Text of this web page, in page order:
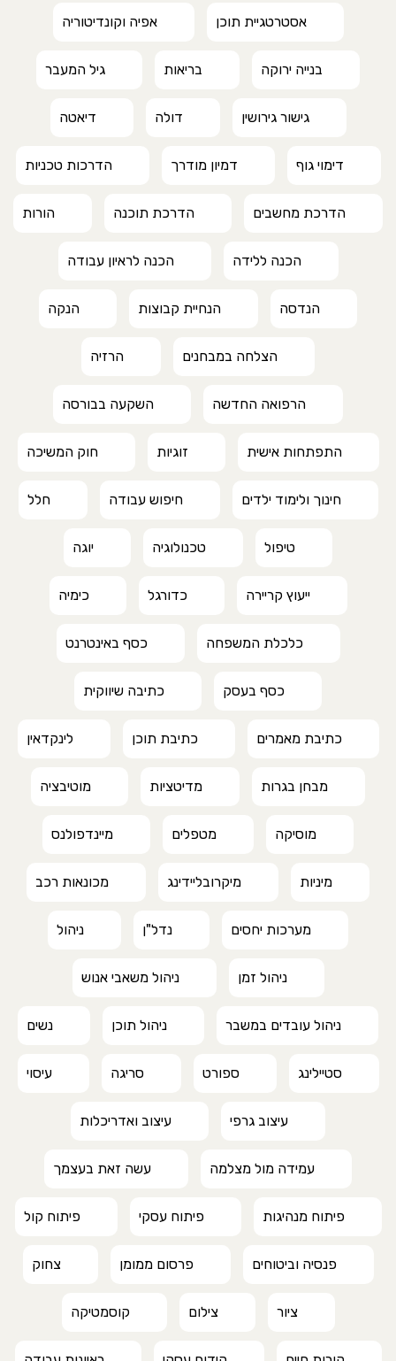
אסטרטגיית תוכן אפיה וקונדיטוריה
בנייה ירוקה בריאות גיל המעבר
גישור גירושין דולה דיאטה
דימוי גוף דמיון מודרך הדרכות טכניות
הדרכת מחשבים הדרכת תוכנה הורות
הכנה ללידה הכנה לראיון עבודה
הנדסה הנחיית קבוצות הנקה
הצלחה במבחנים הרזיה
הרפואה החדשה השקעה בבורסה
התפתחות אישית זוגיות חוק המשיכה
חינוך ולימוד ילדים חיפוש עבודה חלל
טיפול טכנולוגיה יוגה
ייעוץ קריירה כדורגל כימיה
כלכלת המשפחה כסף באינטרנט
כסף בעסק כתיבה שיווקית
כתיבת מאמרים כתיבת תוכן לינקדאין
מבחן בגרות מדיטציות מוטיבציה
מוסיקה מטפלים מיינדפולנס
מיניות מיקרובליידינג מכונאות רכב
מערכות יחסים נדל"ן ניהול
ניהול זמן ניהול משאבי אנוש
ניהול עובדים במשבר ניהול תוכן נשים
סטיילינג ספורט סריגה עיסוי
עיצוב גרפי עיצוב ואדריכלות
עמידה מול מצלמה עשה זאת בעצמך
פיתוח מנהיגות פיתוח עסקי פיתוח קול
פנסיה וביטוחים פרסום ממומן צחוק
ציור צילום קוסמטיקה